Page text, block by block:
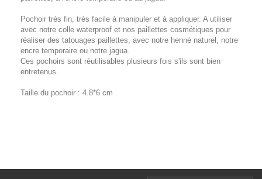
Pochoir très fin, très facile à manipuler et à appliquer. A utiliser
avec notre colle waterproof et nos paillettes cosmétiques pour
réaliser des tatouages paillettes, avec notre henné naturel, notre
encre temporaire ou notre jagua.
Ces pochoirs sont réutilisables plusieurs fois s'ils sont bien
entretenus.
Taille du pochoir : 4.8*6 cm